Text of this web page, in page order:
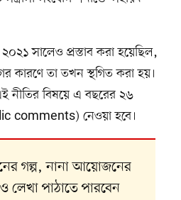
সালেও প্রস্তাব করা হয়েছিল,
কারণে তা তখন স্থগিত করা হয়।
নীতির বিষয়ে এ বছরের ২৬
comments) নেওয়া হবে।
গল্প, নানা আয়োজনের
লেখা পাঠাতে পারবেন